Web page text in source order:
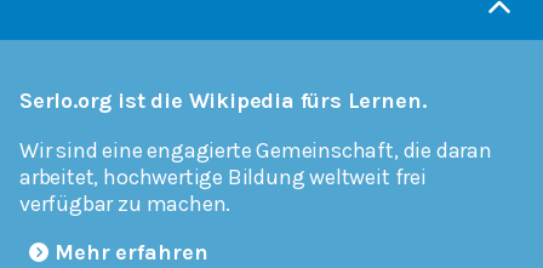
Serlo.org ist die Wikipedia fürs Lernen.
Wir sind eine engagierte Gemeinschaft, die daran
arbeitet, hochwertige Bildung weltweit frei
verfügbar zu machen.
Mehr erfahren